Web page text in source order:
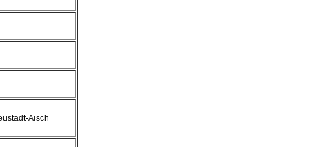
Aisch